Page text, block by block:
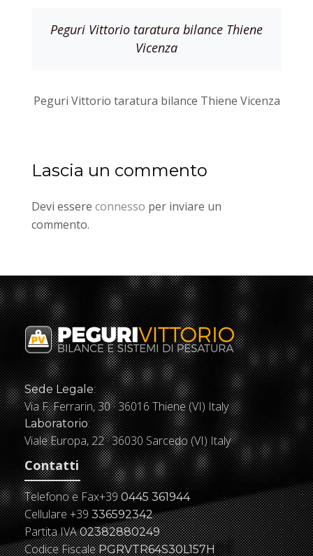
Peguri Vittorio taratura bilance Thiene
Vicenza
Peguri Vittorio taratura bilance Thiene Vicenza
Lascia un commento
Devi essere connesso per inviare un
commento.
Sede Legale:
Via F. Ferrarin, 30 · 36016 Thiene (VI) Italy
Laboratorio:
Viale Europa, 22 · 36030 Sarcedo (VI) Italy
Contatti
Telefono e Fax+390445 361944
Cellulare +39 336592342
Partita IVA02382880249
Codice FiscalePGRVTR64S30L157H